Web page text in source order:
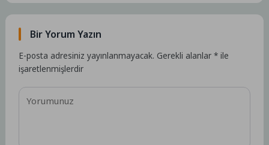
Bir Yorum Yazın
E-posta adresiniz yayınlanmayacak. Gerekli alanlar* ile
işaretlenmişlerdir